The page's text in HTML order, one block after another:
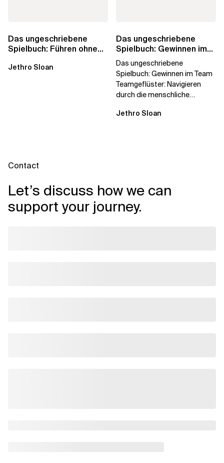
Das ungeschriebene
Spielbuch: Führen ohne
Jethro Sloan
Das ungeschriebene
Spielbuch: Gewinnen im
Team
Das ungeschriebene
Spielbuch: Gewinnen im Team
Teamgeflüster: Navigieren
durch die menschliche
vorbereitet hat „Wir...
Jethro Sloan
Contact
Let’s discuss how we can
support your journey.